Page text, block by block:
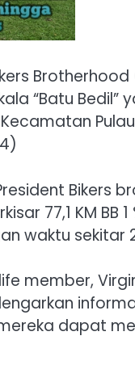
Bikers
“Batu Bedil”
Bikers
77,1 KM BB
waktu sekitar
member,
dapat